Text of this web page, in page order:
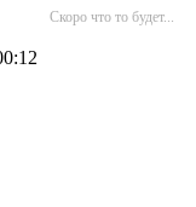
Скоро что то будет...